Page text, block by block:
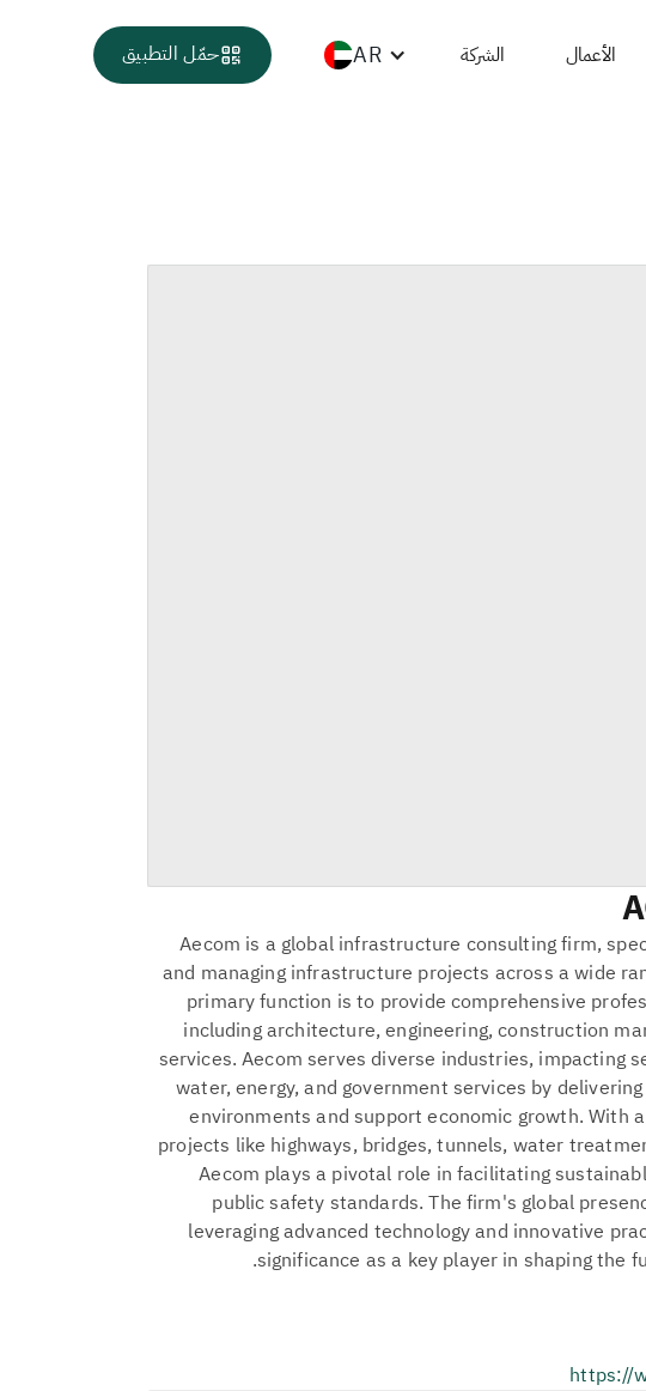
الأعمال الشركة AR حمّل التطبيق
Aecom is a global infrastructure consulting firm,
and managing infrastructure projects across a wide
primary function is to provide comprehensive
including architecture, engineering, construction
services. Aecom serves diverse industries, impacting
water, energy, and government services by
environments and support economic growth. With
projects like highways, bridges, tunnels, water
Aecom plays a pivotal role in facilitating
public safety standards. The firm's global
leveraging advanced technology and innovative
significance as a key player in shaping the
https://